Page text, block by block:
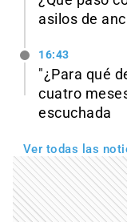
asilos de
16:43
"¿Para qué
cuatro
escuchada
Ver todas las